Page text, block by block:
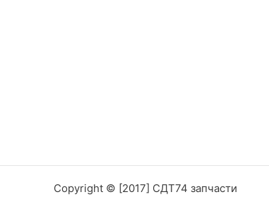
Copyright © [2017] СДТ74 запчасти